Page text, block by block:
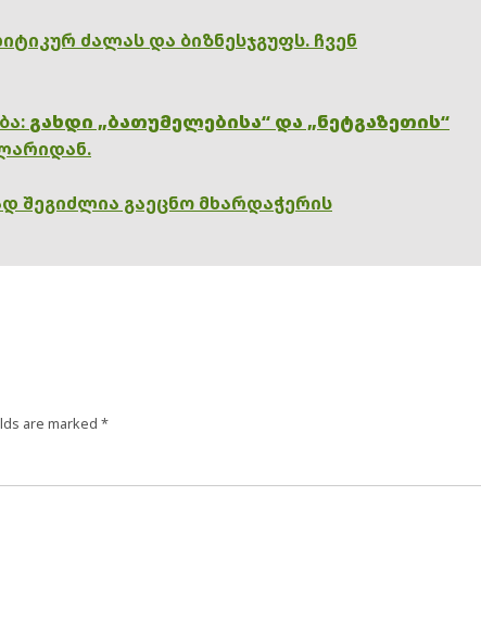
ძალას და ბიზნესჯგუფს. ჩვენ
გახდი „ბათუმელებისა“ და „ნეტგაზეთის“
შეგიძლია გაეცნო მხარდაჭერის
are marked *